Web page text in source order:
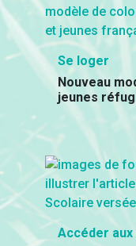
Se loger
Nouveau
jeunes
Accéder